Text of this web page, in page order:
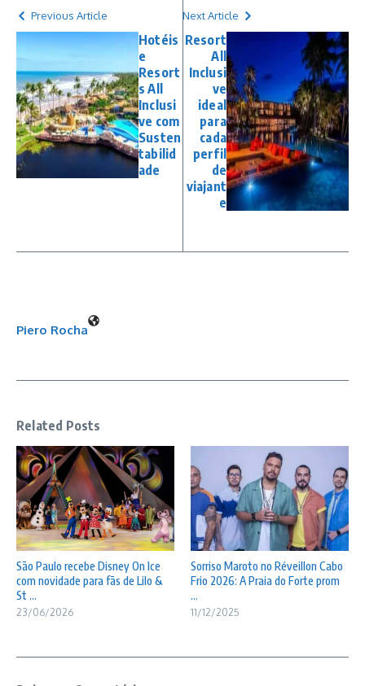
Previous Article
Hotéis
e
Resort
s All
Inclusi
ve com
Susten
tabilid
ade
Next Article
Resort
All
Inclusi
ve
ideal
para
cada
perfil
de
viajant
e
Piero Rocha
Related Posts
São Paulo recebe Disney On Ice
com novidade para fãs de Lilo &
St ...
23/06/2026
Sorriso Maroto no Réveillon Cabo
Frio 2026: A Praia do Forte prom
...
11/12/2025